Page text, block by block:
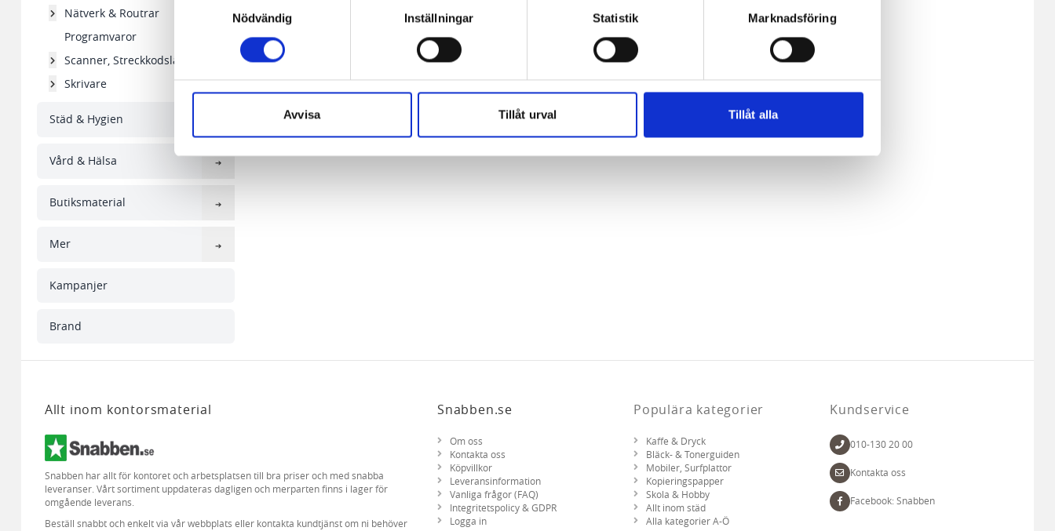
någon koppling till personlig information, alltså helt anonymt.
Den andra typen av cookies som vanligtvis används är session cookies. Under tiden du är inne och besöker sidan delar
sociala medier och analysera vår trafik. Vi vidarebefordrar även sådana identifierare och annan information från din enhet
med annan information som du har tillhandahållit eller som de har samlat in när du har använt deras tjänster.
Nödvändig
Inställningar Statistik Marknadsföring
Avvisa Tillåt urval Tillåt alla
Nätverk & Routrar
Programvaror
Scanner, Streckkodsläsare
Skrivare
Städ & Hygien
Vård & Hälsa
Butiksmaterial
Mer
Kampanjer
Brand
Allt inom kontorsmaterial
Snabben har allt för kontoret och arbetsplatsen till bra priser och med snabba
leveranser. Vårt sortiment uppdateras dagligen och merparten finns i lager för
omgående leverans.
Beställ snabbt och enkelt via vår webbplats eller kontakta kundtjänst om ni behöver
Snabben.se
Om oss
Kontakta oss
Köpvillkor
Leveransinformation
Vanliga frågor (FAQ)
Integritetspolicy & GDPR
Logga in
Populära kategorier
Kaffe & Dryck
Bläck- & Tonerguiden
Mobiler, Surfplattor
Kopieringspapper
Skola & Hobby
Allt inom städ
Alla kategorier A-Ö
Kundservice
010-130 20 00
Kontakta oss
Facebook: Snabben